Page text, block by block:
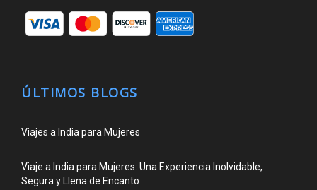
ÚLTIMOS BLOGS
Viajes a India para Mujeres
Viaje a India para Mujeres: Una Experiencia Inolvidable,
Segura y Llena de Encanto